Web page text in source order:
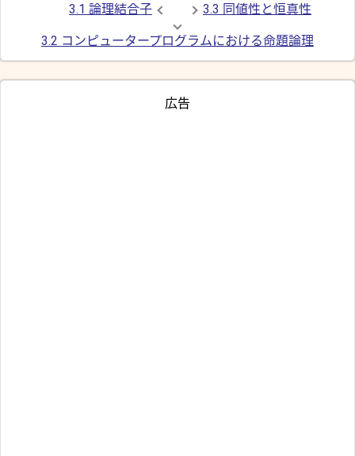
3.1 論理結合子
3.3 同値性と恒真性
3.2 コンピュータープログラムにおける命題論理
広告